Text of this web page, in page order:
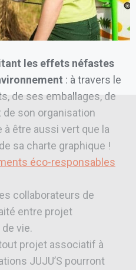
les effets néfastes
: à travers le
de ses emballages, de
son organisation
à être aussi vert que la
sa charte graphique !
éco-responsables
collaborateurs de
entre projet
vie.
projet associatif à
JUJU’S pourront